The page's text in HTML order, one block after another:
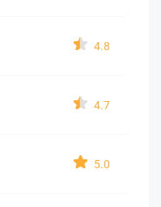
4.8
4.7
5.0